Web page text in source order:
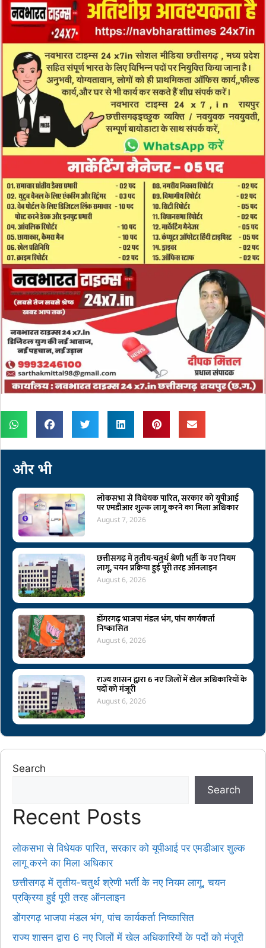
और भी
लोकसभा से विधेयक पारित, सरकार को यूपीआई
पर एमडीआर शुल्क लागू करने का मिला अधिकार
August 7, 2026
छत्तीसगढ़ में तृतीय-चतुर्थ श्रेणी भर्ती के नए नियम
लागू, चयन प्रक्रिया हुई पूरी तरह ऑनलाइन
August 6, 2026
डोंगरगढ़ भाजपा मंडल भंग, पांच कार्यकर्ता
निष्कासित
August 6, 2026
राज्य शासन द्वारा 6 नए जिलों में खेल अधिकारियों के
पदों को मंजूरी
August 6, 2026
Search
Search
Recent Posts
लोकसभा से विधेयक पारित, सरकार को यूपीआई पर एमडीआर शुल्क
लागू करने का मिला अधिकार
छत्तीसगढ़ में तृतीय-चतुर्थ श्रेणी भर्ती के नए नियम लागू, चयन
प्रक्रिया हुई पूरी तरह ऑनलाइन
डोंगरगढ़ भाजपा मंडल भंग, पांच कार्यकर्ता निष्कासित
राज्य शासन द्वारा 6 नए जिलों में खेल अधिकारियों के पदों को मंजूरी